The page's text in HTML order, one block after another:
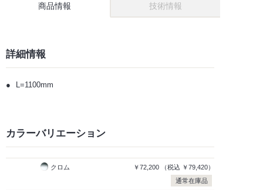
商品情報 技術情報
詳細情報
L=1100mm
カラーバリエーション
クロム ￥72,200 （税込 ￥79,420）
通常在庫品